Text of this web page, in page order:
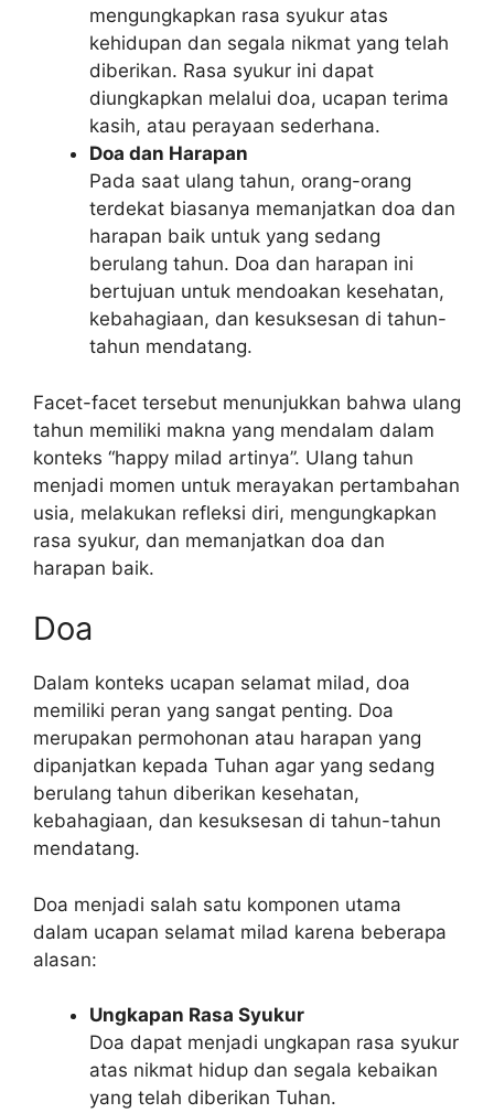
mengungkapkan rasa syukur atas
kehidupan dan segala nikmat yang telah
diberikan. Rasa syukur ini dapat
diungkapkan melalui doa, ucapan terima
kasih, atau perayaan sederhana.
Doa dan Harapan
Pada saat ulang tahun, orang-orang
terdekat biasanya memanjatkan doa dan
harapan baik untuk yang sedang
berulang tahun. Doa dan harapan ini
bertujuan untuk mendoakan kesehatan,
kebahagiaan, dan kesuksesan di tahun-
tahun mendatang.
Facet-facet tersebut menunjukkan bahwa ulang
tahun memiliki makna yang mendalam dalam
konteks “happy milad artinya”. Ulang tahun
menjadi momen untuk merayakan pertambahan
usia, melakukan refleksi diri, mengungkapkan
rasa syukur, dan memanjatkan doa dan
harapan baik.
Doa
Dalam konteks ucapan selamat milad, doa
memiliki peran yang sangat penting. Doa
merupakan permohonan atau harapan yang
dipanjatkan kepada Tuhan agar yang sedang
berulang tahun diberikan kesehatan,
kebahagiaan, dan kesuksesan di tahun-tahun
mendatang.
Doa menjadi salah satu komponen utama
dalam ucapan selamat milad karena beberapa
alasan:
Ungkapan Rasa Syukur
Doa dapat menjadi ungkapan rasa syukur
atas nikmat hidup dan segala kebaikan
yang telah diberikan Tuhan.